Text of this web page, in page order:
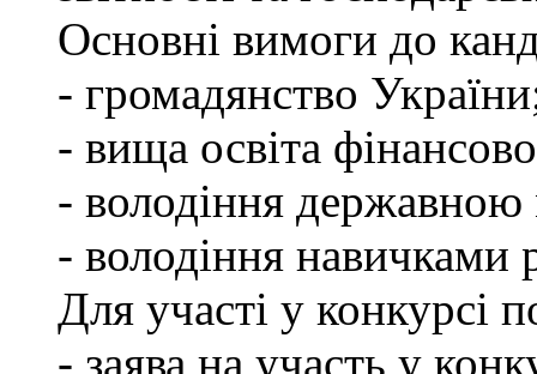
Основні вимоги до
- громадянство
- вища освіта
- володіння
- володіння навичками
Для участі у конкурсі
- заява на участь у